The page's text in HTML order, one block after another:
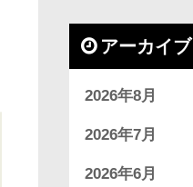
アーカイブ
2026年8月
2026年7月
2026年6月